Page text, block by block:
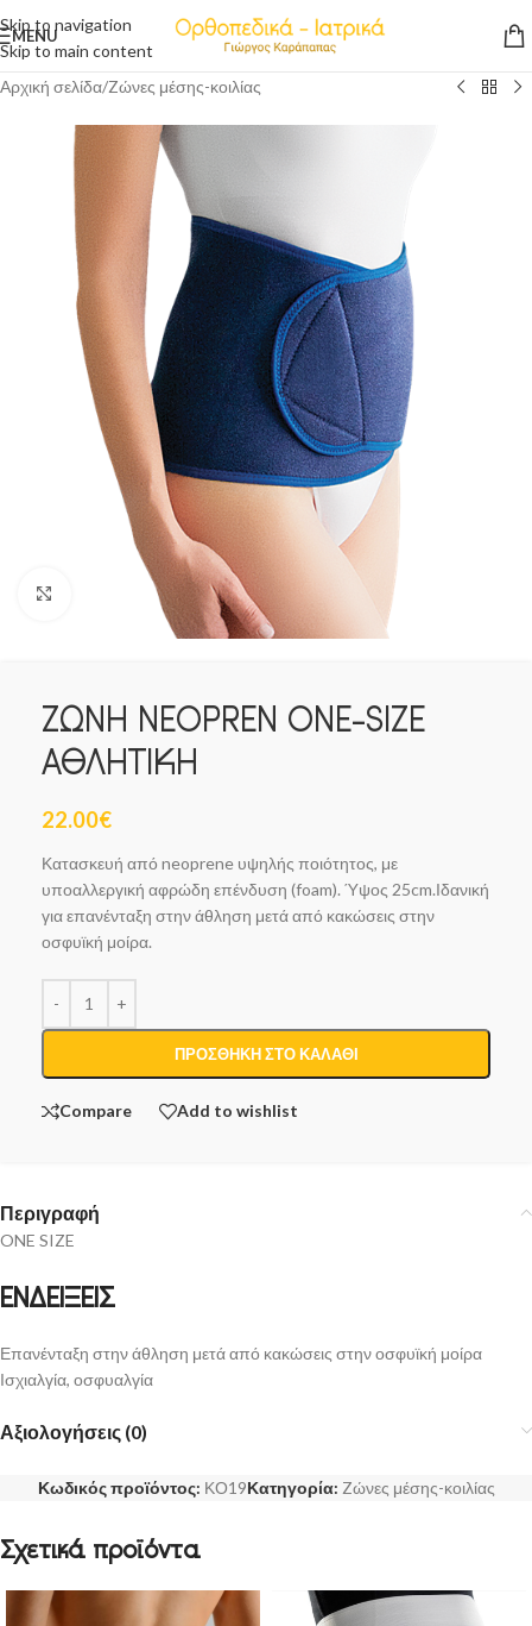
Skip to navigation
Skip to main content
MENU
Αρχική σελίδα/Zώνες μέσης-κοιλίας
Click to enlarge
ΖΩΝΗ NEOPREN ONE-SIZE
ΑΘΛΗΤΙΚΗ
22.00€
Κατασκευή από neoprene υψηλής ποιότητος, με
υποαλλεργική αφρώδη επένδυση (foam). Ύψος 25cm.Ιδανική
για επανένταξη στην άθληση μετά από κακώσεις στην
οσφυϊκή μοίρα.
ΠΡΟΣΘΉΚΗ ΣΤΟ ΚΑΛΆΘΙ
Compare Add to wishlist
Περιγραφή
ONE SIZE
ΕΝΔΕΙΞΕΙΣ
Επανένταξη στην άθληση μετά από κακώσεις στην οσφυϊκή μοίρα
Ισχιαλγία, οσφυαλγία
Αξιολογήσεις (0)
Κωδικός προϊόντος: ΚΟ19Κατηγορία: Zώνες μέσης-κοιλίας
Σχετικά προϊόντα